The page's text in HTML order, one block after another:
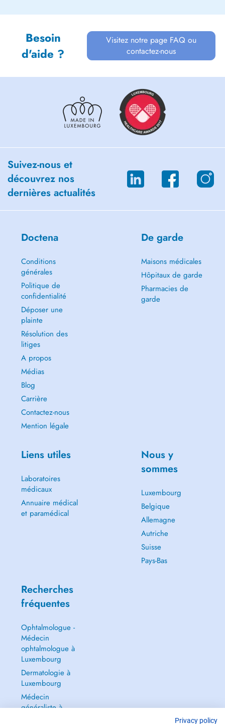
Besoin
d'aide ?
Visitez notre page FAQ ou
contactez-nous
Suivez-nous et
découvrez nos
dernières actualités
Doctena
Conditions
générales
Politique de
confidentialité
Déposer une
plainte
Résolution des
litiges
A propos
Médias
Blog
Carrière
Contactez-nous
Mention légale
De garde
Maisons médicales
Hôpitaux de garde
Pharmacies de
garde
Liens utiles
Laboratoires
médicaux
Annuaire médical
et paramédical
Nous y
sommes
Luxembourg
Belgique
Allemagne
Autriche
Suisse
Pays-Bas
Recherches
fréquentes
Ophtalmologue -
Médecin
ophtalmologue à
Luxembourg
Dermatologie à
Luxembourg
Médecin
généraliste à
Privacy policy